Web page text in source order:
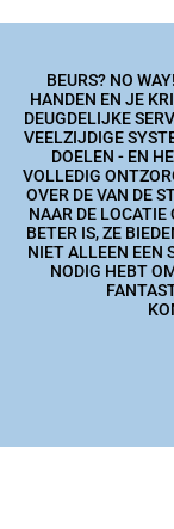
BEURS? NO
HANDEN EN JE
DEUGDELIJKE
VEELZIJDIGE
DOELEN - EN
VOLLEDIG
OVER DE VAN DE
NAAR DE LOCATIE
BETER IS, ZE
NIET ALLEEN EEN
NODIG HEBT